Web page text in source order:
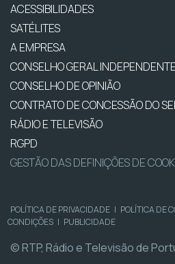
ACESSIBILIDADES
SATÉLITES
A EMPRESA
CONSELHO GERAL
CONSELHO DE OPINIÃO
CONTRATO DE CONCESSÃO DO
RÁDIO E TELEVISÃO
RGPD
GESTÃO DAS DEFINIÇÕES DE
POLÍTICA DE PRIVACIDADE | POLÍTICA DE
CONDIÇÕES | PUBLICIDADE
© RTP, Rádio e Televisão de